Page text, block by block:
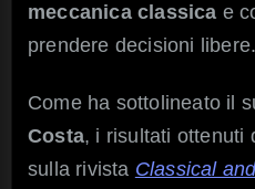
meccanica classica e
prendere decisioni libere.
Come ha sottolineato il
Costa, i risultati ottenuti
sulla rivista Classical